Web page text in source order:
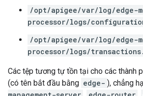
/opt/apigee/var/log/edge-
processor/logs/
/opt/apigee/var/log/edge-
processor/logs/
Các tệp tương tự tồn tại cho các thành
(có tên bắt đầu bằng edge- ), chẳng